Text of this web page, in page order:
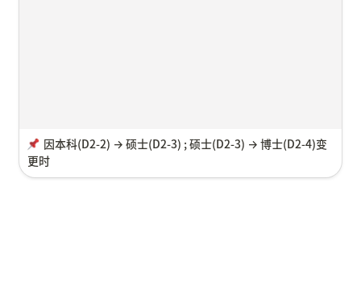
因本科(D2-2) → 硕士(D2-3) ; 硕士(D2-3) → 博士(D2-4)变
更时